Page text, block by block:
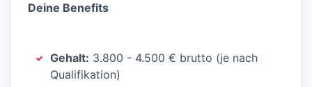
Deine Benefits
Gehalt: 3.800 - 4.500 € brutto (je nach
Qualifikation)